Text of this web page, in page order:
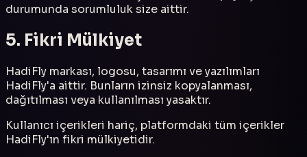
durumunda sorumluluk size aittir.
5. Fikri Mülkiyet
HadiFly markası, logosu, tasarımı ve yazılımları
HadiFly'a aittir. Bunların izinsiz kopyalanması,
dağıtılması veya kullanılması yasaktır.
Kullanıcı içerikleri hariç, platformdaki tüm içerikler
HadiFly'ın fikri mülkiyetidir.